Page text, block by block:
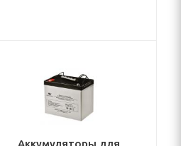
Аккумуляторы для